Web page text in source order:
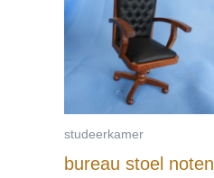
studeerkamer
bureau stoel noten